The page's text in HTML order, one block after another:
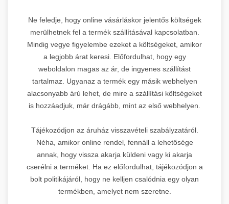
Ne feledje, hogy online vásárláskor jelentős költségek
merülhetnek fel a termék szállításával kapcsolatban.
Mindig vegye figyelembe ezeket a költségeket, amikor
a legjobb árat keresi. Előfordulhat, hogy egy
weboldalon magas az ár, de ingyenes szállítást
tartalmaz. Ugyanaz a termék egy másik webhelyen
alacsonyabb árú lehet, de mire a szállítási költségeket
is hozzáadjuk, már drágább, mint az első webhelyen.
Tájékozódjon az áruház visszavételi szabályzatáról.
Néha, amikor online rendel, fennáll a lehetősége
annak, hogy vissza akarja küldeni vagy ki akarja
cserélni a terméket. Ha ez előfordulhat, tájékozódjon a
bolt politikájáról, hogy ne kelljen csalódnia egy olyan
termékben, amelyet nem szeretne.